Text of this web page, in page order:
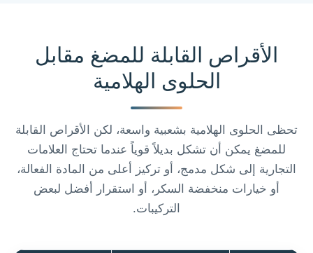
الأقراص القابلة للمضغ مقابل
الحلوى الهلامية
تحظى الحلوى الهلامية بشعبية واسعة، لكن الأقراص القابلة
للمضغ يمكن أن تشكل بديلاً قوياً عندما تحتاج العلامات
التجارية إلى شكل مدمج، أو تركيز أعلى من المادة الفعالة،
أو خيارات منخفضة السكر، أو استقرار أفضل لبعض
التركيبات.